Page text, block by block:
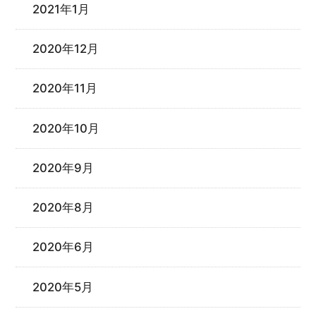
2021年1月
2020年12月
2020年11月
2020年10月
2020年9月
2020年8月
2020年6月
2020年5月